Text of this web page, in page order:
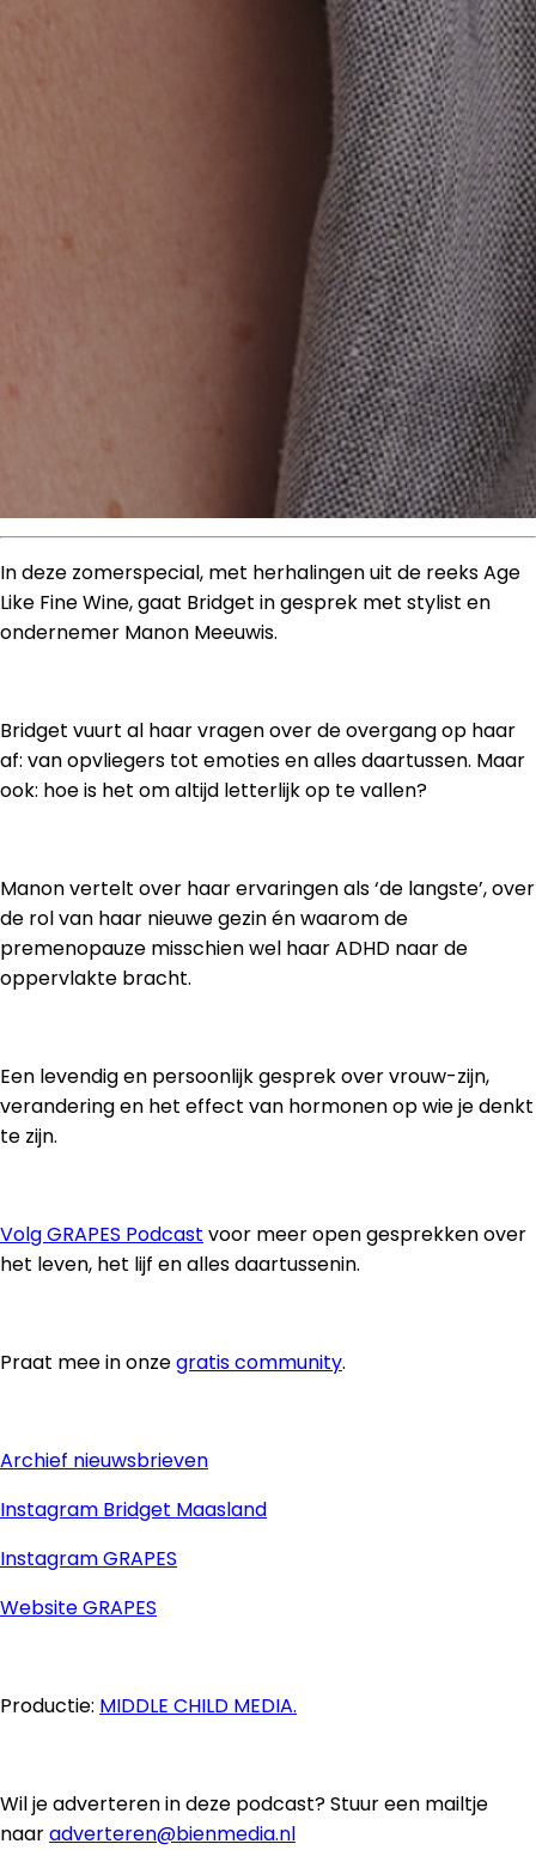
In deze zomerspecial, met herhalingen uit de reeks Age
Like Fine Wine, gaat Bridget in gesprek met stylist en
ondernemer Manon Meeuwis.
Bridget vuurt al haar vragen over de overgang op haar
af: van opvliegers tot emoties en alles daartussen. Maar
ook: hoe is het om altijd letterlijk op te vallen?
Manon vertelt over haar ervaringen als ‘de langste’, over
de rol van haar nieuwe gezin én waarom de
premenopauze misschien wel haar ADHD naar de
oppervlakte bracht.
Een levendig en persoonlijk gesprek over vrouw-zijn,
verandering en het effect van hormonen op wie je denkt
te zijn.
Volg GRAPES Podcast voor meer open gesprekken over
het leven, het lijf en alles daartussenin.
Praat mee in onzegratis community.
Archief nieuwsbrieven
Instagram Bridget Maasland
Instagram GRAPES
Website GRAPES
Productie: MIDDLE CHILD MEDIA.
Wil je adverteren in deze podcast? Stuur een mailtje
naaradverteren@bienmedia.nl